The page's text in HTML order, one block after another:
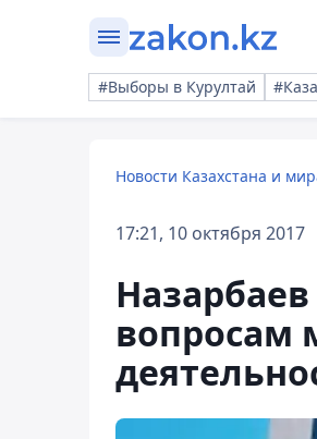
#Выборы в Курултай
Новости Казахстана и
17:21, 10 октября 2017
вопросам